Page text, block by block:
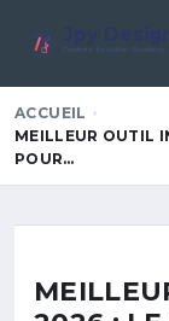
Créativité • Innovation • Excellence
ACCUEIL
MEILLEUR OUTIL
POUR…